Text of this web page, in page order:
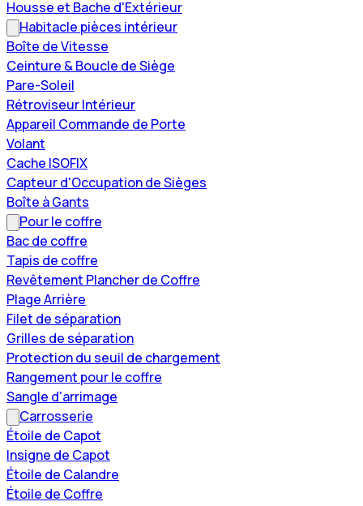
Housse et Bache d'Extérieur
Habitacle pièces intérieur
Boîte de Vitesse
Ceinture & Boucle de Siège
Pare-Soleil
Rétroviseur Intérieur
Appareil Commande de Porte
Volant
Cache ISOFIX
Capteur d'Occupation de Sièges
Boîte à Gants
Pour le coffre
Bac de coffre
Tapis de coffre
Revêtement Plancher de Coffre
Plage Arrière
Filet de séparation
Grilles de séparation
Protection du seuil de chargement
Rangement pour le coffre
Sangle d'arrimage
Carrosserie
Étoile de Capot
Insigne de Capot
Étoile de Calandre
Étoile de Coffre